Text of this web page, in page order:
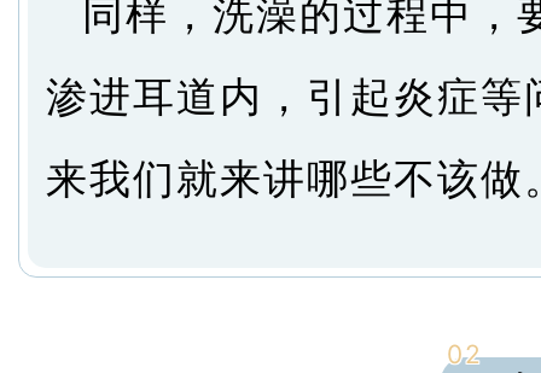
同样，洗澡的过程中，
渗进耳道内，引起炎症
来我们就来讲哪些不该做
02